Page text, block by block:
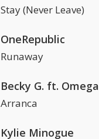
Stay (Never Leave)
OneRepublic
Runaway
Becky G. ft. Omega
Arranca
Kylie Minogue